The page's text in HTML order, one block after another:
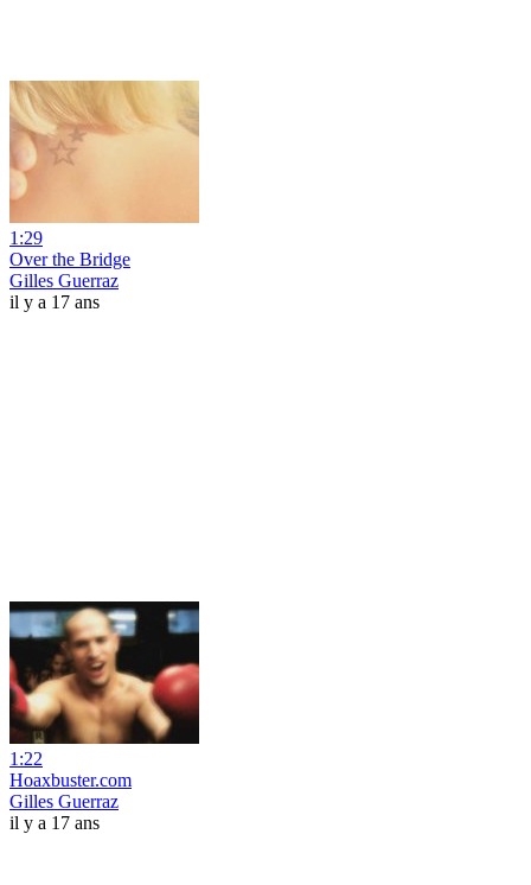
1:29
Over the Bridge
Gilles Guerraz
il y a 17 ans
1:22
Hoaxbuster.com
Gilles Guerraz
il y a 17 ans